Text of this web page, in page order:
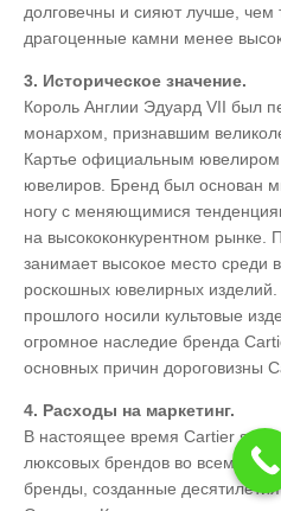
долговечны и сияют лучше, чем
драгоценные камни менее
3. Историческое значение.
Король Англии Эдуард VII был
монархом, признавшим
Картье официальным ювелиром
ювелиров. Бренд был основан
ногу с меняющимися
на высококонкурентном рынке.
занимает высокое место среди
роскошных ювелирных
прошлого носили культовые
огромное наследие бренда
основных причин дороговизны
4. Расходы на маркетинг.
В настоящее время Cartier
люксовых брендов во всем
бренды, созданные